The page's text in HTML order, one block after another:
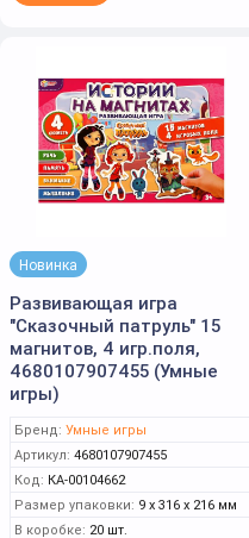
Новинка
Развивающая игра
"Сказочный патруль" 15
магнитов, 4 игр.поля,
4680107907455 (Умные
игры)
Бренд: Умные игры
Артикул: 4680107907455
Код: КА-00104662
Размер упаковки: 9 x 316 x 216 мм
В коробке: 20 шт.